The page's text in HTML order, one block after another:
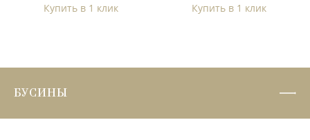
Купить в 1 клик
Купить в 1 клик
БУСИНЫ